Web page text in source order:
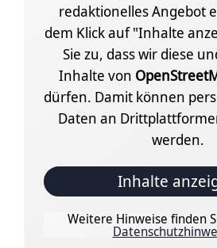
redaktionelles Angebot
dem Klick auf "Inhalte
Sie zu, dass wir diese
Inhalte von
dürfen. Damit können
Daten an
werden.
Inhalte
Weitere Hinweise finden